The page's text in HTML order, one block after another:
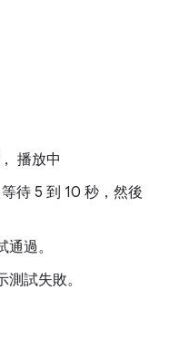
播放中
待 5 到 10 秒，然後
過。
試失敗。